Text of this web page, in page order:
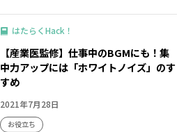
はたらくHack！
【産業医監修】仕事中のBGMにも！集
中力アップには「ホワイトノイズ」のす
すめ
2021年7月28日
お役立ち